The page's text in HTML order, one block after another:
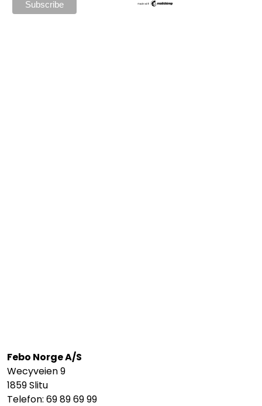
Febo Norge A/S
Wecyveien 9
1859 Slitu
Telefon: 69 89 69 99